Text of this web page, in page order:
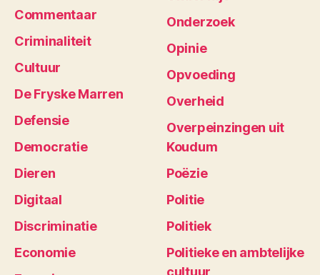
Commentaar
Criminaliteit
Cultuur
De Fryske Marren
Defensie
Democratie
Dieren
Digitaal
Discriminatie
Economie
Onderzoek
Opinie
Opvoeding
Overheid
Overpeinzingen uit
Koudum
Poëzie
Politie
Politiek
Politieke en ambtelijke
cultuur